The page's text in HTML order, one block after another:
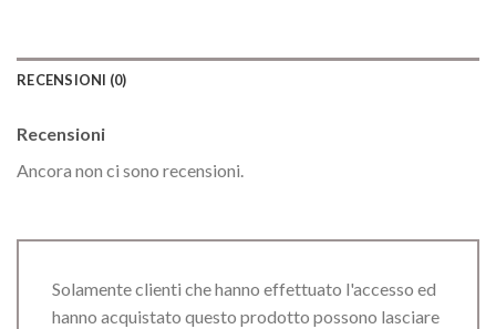
RECENSIONI (0)
Recensioni
Ancora non ci sono recensioni.
Solamente clienti che hanno effettuato l'accesso ed
hanno acquistato questo prodotto possono lasciare